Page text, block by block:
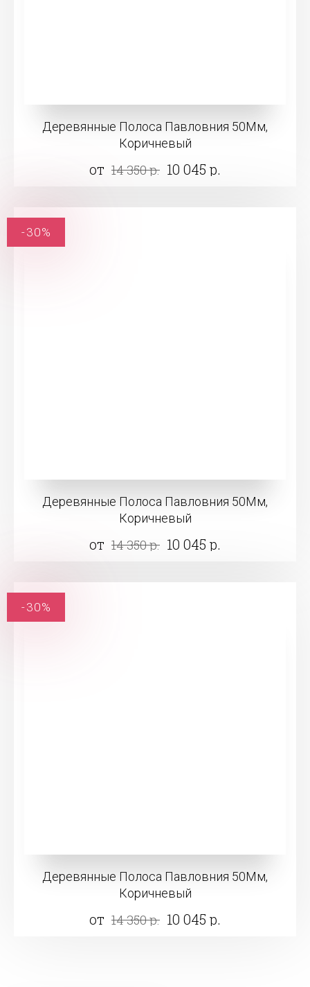
Деревянные Полоса Павловния 50Мм,
Коричневый
от 14 350 р. 10 045 р.
Деревянные Полоса Павловния 50Мм,
Коричневый
от 14 350 р. 10 045 р.
-30%
Деревянные Полоса Павловния 50Мм,
Коричневый
от 14 350 р. 10 045 р.
-30%